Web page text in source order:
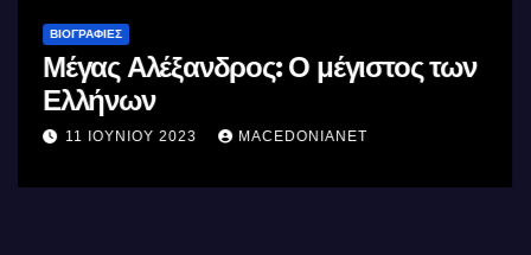
ΒΙΟΓΡΑΦΊΕΣ
Μέγας Αλέξανδρος: Ο μέγιστος των
Ελλήνων
11 ΙΟΥΝΊΟΥ 2023 MACEDONIANET